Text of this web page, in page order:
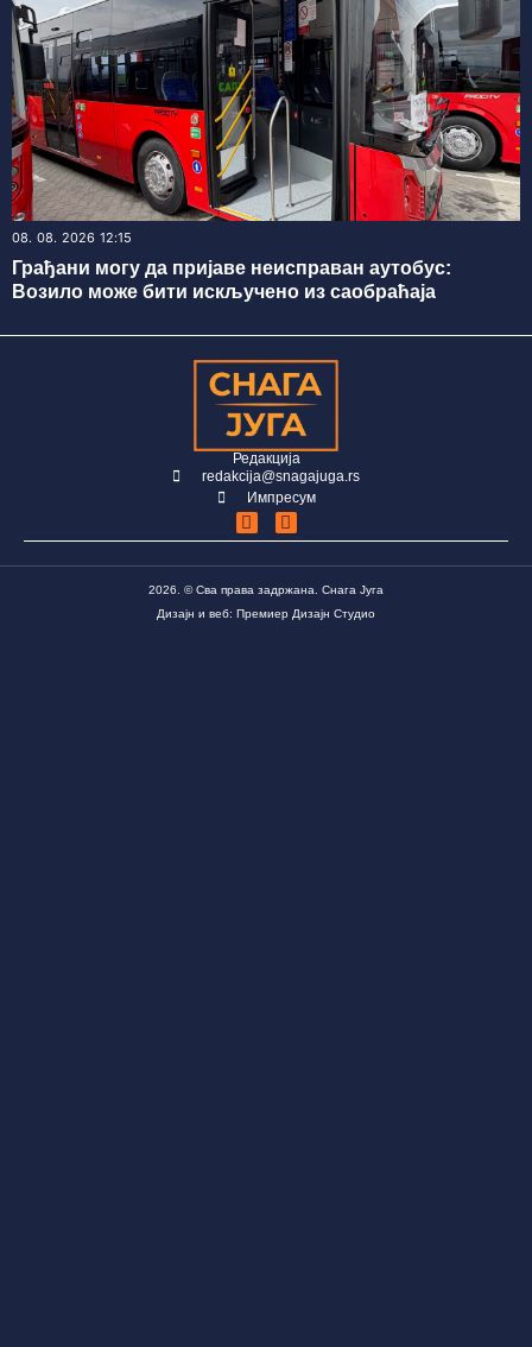
08. 08. 2026 12:15
Грађани могу да пријаве неисправан аутобус:
Возило може бити искључено из саобраћаја
Редакција
redakcija@snagajuga.rs
Импресум
2026. © Сва права задржана. Снага Југа
Дизајн и веб: Премиер Дизајн Студио